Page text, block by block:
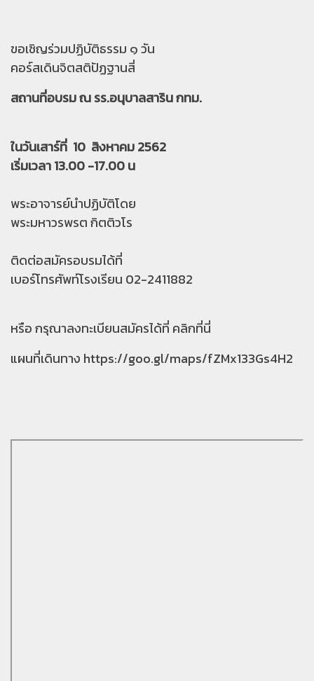
ขอเชิญร่วมปฏิบัติธรรม ๑ วัน
คอร์สเดินจิตสติปัฏฐานสี่
สถานที่อบรม ณ รร.อนุบาลสาริน กทม.
ในวันเสาร์ที่ 10 สิงหาคม 2562
เริ่มเวลา 13.00 -17.00 น
พระอาจารย์นำปฏิบัติโดย
พระมหาวรพรต กิตติวโร
ติดต่อสมัครอบรมได้ที่
เบอร์โทรศัพท์โรงเรียน 02-2411882
หรือ กรุณาลงทะเบียนสมัครได้ที่ คลิกที่นี่
แผนที่เดินทาง https://goo.gl/maps/fZMx133Gs4H2